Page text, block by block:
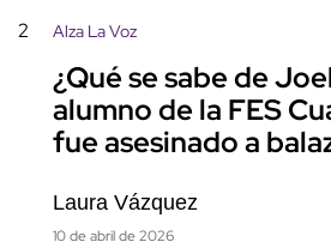
2 Alza La Voz
¿Qué se sabe de
alumno de la FES
fue asesinado a
Laura Vázquez
10 de abril de 2026